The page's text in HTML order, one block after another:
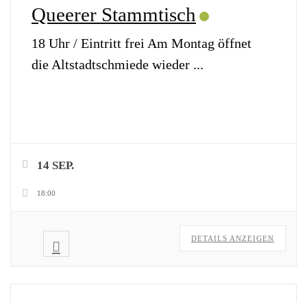
Queerer Stammtisch
18 Uhr / Eintritt frei Am Montag öffnet
die Altstadtschmiede wieder ...
14 SEP.
18:00
DETAILS ANZEIGEN